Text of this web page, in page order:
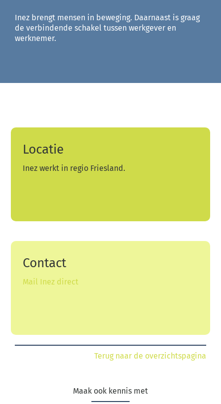
Inez brengt mensen in beweging. Daarnaast is graag
de verbindende schakel tussen werkgever en
werknemer.
Locatie
Inez werkt in regio Friesland.
Contact
Mail Inez direct
Terug naar de overzichtspagina
Maak ook kennis met